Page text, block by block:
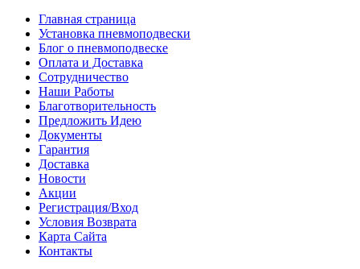
Главная страница
Установка пневмоподвески
Блог о пневмоподвеске
Оплата и Доставка
Сотрудничество
Наши Работы
Благотворительность
Предложить Идею
Документы
Гарантия
Доставка
Новости
Акции
Регистрация/Вход
Условия Возврата
Карта Сайта
Контакты